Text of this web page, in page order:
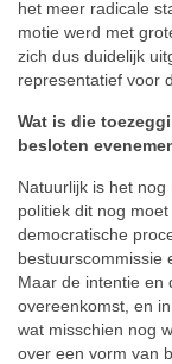
het meer radicale
motie werd met
zich dus duidelijk
representatief voor
Wat is die
besloten
Natuurlijk is het
politiek dit nog
democratische
bestuurscommissie
Maar de intentie en
overeenkomst, en
wat misschien nog
over een vorm van